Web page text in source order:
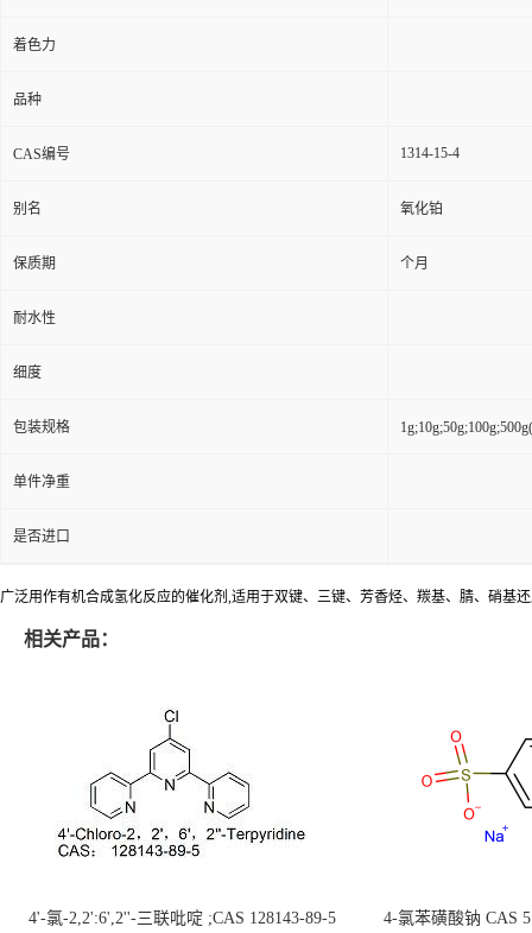
着色力
品种
CAS编号 1314-15-4
别名 氧化铂
保质期 个月
耐水性
细度
包装规格
单件净重
是否进口
广泛用作有机合成氢化反应的催化剂,适用于双键、三键、芳香烃、羰基、腈、硝基
相关产品：
4'-氯-2,2':6',2''-三联吡啶 ;CAS 128143-89-5
4-氯苯磺酸钠 CAS